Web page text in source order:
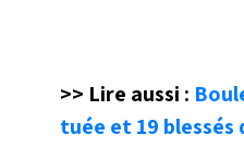
>> Lire aussi :
tuée et 19 blessés